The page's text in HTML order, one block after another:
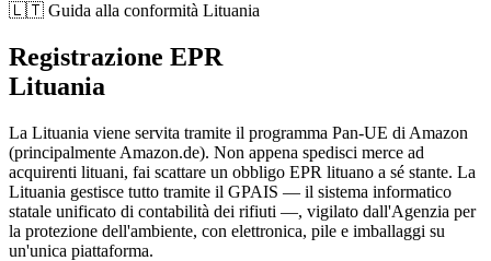
🇱🇹 Guida alla conformità Lituania
Registrazione EPR
Lituania
La Lituania viene servita tramite il programma Pan-UE di Amazon
(principalmente Amazon.de). Non appena spedisci merce ad
acquirenti lituani, fai scattare un obbligo EPR lituano a sé stante. La
Lituania gestisce tutto tramite il GPAIS — il sistema informatico
statale unificato di contabilità dei rifiuti —, vigilato dall'Agenzia per
la protezione dell'ambiente, con elettronica, pile e imballaggi su
un'unica piattaforma.